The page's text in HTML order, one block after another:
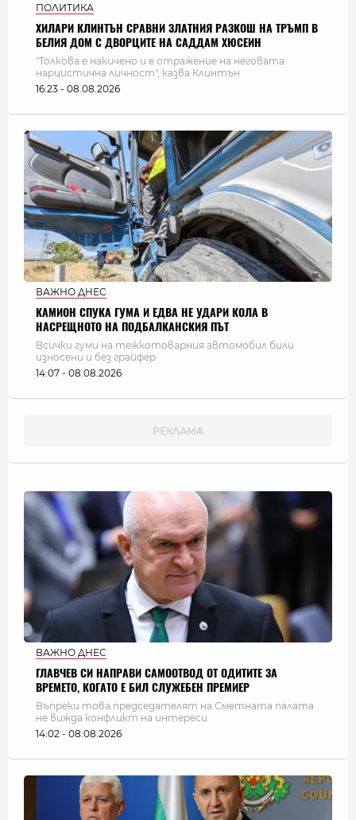
ПОЛИТИКА
ХИЛАРИ КЛИНТЪН СРАВНИ ЗЛАТНИЯ РАЗКОШ НА ТРЪМП В
БЕЛИЯ ДОМ С ДВОРЦИТЕ НА САДДАМ ХЮСЕИН
"Толкова е накичено и е отражение на неговата
нарцистична личност", казва Клинтън
16:23 - 08.08.2026
ВАЖНО ДНЕС
КАМИОН СПУКА ГУМА И ЕДВА НЕ УДАРИ КОЛА В
НАСРЕЩНОТО НА ПОДБАЛКАНСКИЯ ПЪТ
Всички гуми на тежкотоварния автомобил били
износени и без грайфер
14:07 - 08.08.2026
ВАЖНО ДНЕС
ГЛАВЧЕВ СИ НАПРАВИ САМООТВОД ОТ ОДИТИТЕ ЗА
ВРЕМЕТО, КОГАТО Е БИЛ СЛУЖЕБЕН ПРЕМИЕР
Въпреки това председателят на Сметната палата
не вижда конфликт на интереси
14:02 - 08.08.2026